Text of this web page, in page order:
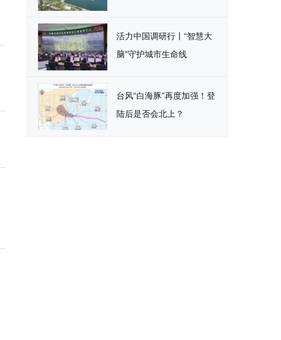
活力中国调研行丨“智慧大
脑”守护城市生命线
台风“白海豚”再度加强！登
陆后是否会北上？